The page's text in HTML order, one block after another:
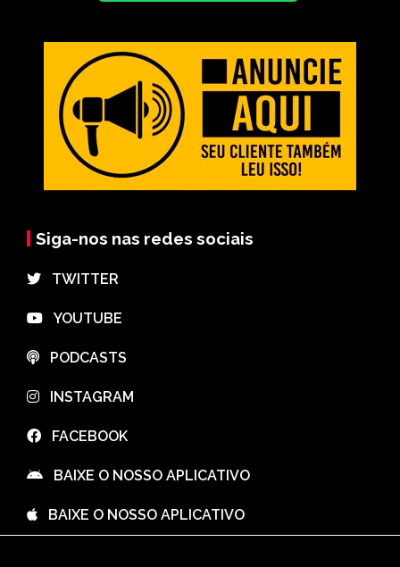
Siga-nos nas redes sociais
⠀TWITTER
⠀YOUTUBE
⠀PODCASTS
⠀INSTAGRAM
⠀FACEBOOK
⠀BAIXE O NOSSO APLICATIVO
⠀BAIXE O NOSSO APLICATIVO